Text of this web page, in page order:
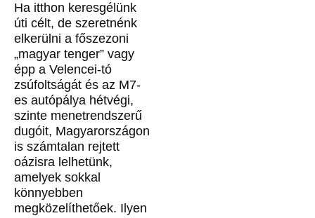
Ha itthon keresgélünk
úti célt, de szeretnénk
elkerülni a főszezoni
„magyar tenger” vagy
épp a Velencei-tó
zsúfoltságát és az M7-
es autópálya hétvégi,
szinte menetrendszerű
dugóit, Magyarországon
is számtalan rejtett
oázisra lelhetünk,
amelyek sokkal
könnyebben
megközelíthetőek. Ilyen